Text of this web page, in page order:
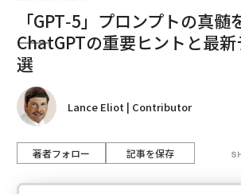
「GPT‑5」プロンプトの真髄
――ChatGPTの重要ヒントと最
選
Lance Eliot | Contributor
著者フォロー 記事を保存